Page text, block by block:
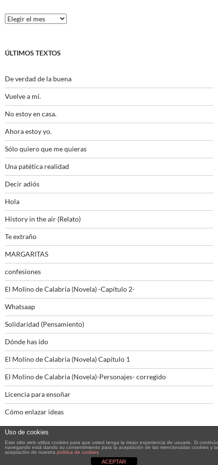
Histórico
ÚLTIMOS TEXTOS
De verdad de la buena
Vuelve a mí.
No estoy en casa.
Ahora estoy yo.
Sólo quiero que me quieras
Una patética realidad
Decir adiós
Hola
History in the air (Relato)
Te extraño
MARGARITAS
confesiones
El Molino de Calabria (Novela) -Capítulo 2-
Whatsaap
Solidaridad (Pensamiento)
Dónde has ido
El Molino de Calabria (Novela) Capítulo 1
El Molino de Calabria (Novela)-Personajes- corregido
Licencia para ensoñar
Cómo enlazar ideas
Funciona gracias a WordPress
Uso de cookies
Este sitio web utiliza cookies para que usted tenga la mejor experiencia de usuario. Si
navegando está dando su consentimiento para la aceptación de las mencionadas cookies y la
aceptación de nuestra política de cookies
ACEPTAR